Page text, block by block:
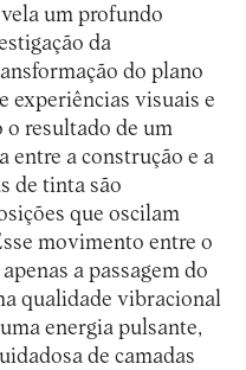
um profundo
da
do plano
experiências visuais e
o resultado de um
entre a construção e a
de tinta são
que oscilam
movimento entre o
a passagem do
qualidade vibracional
energia pulsante,
de camadas